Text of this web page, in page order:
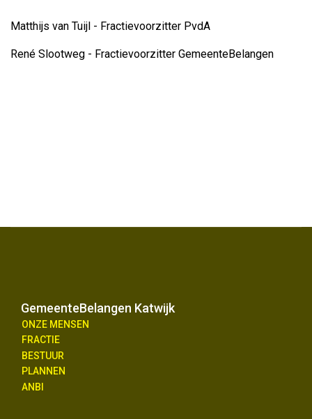
Matthijs van Tuijl - Fractievoorzitter PvdA
René Slootweg - Fractievoorzitter GemeenteBelangen
GemeenteBelangen Katwijk
ONZE MENSEN
FRACTIE
BESTUUR
PLANNEN
ANBI